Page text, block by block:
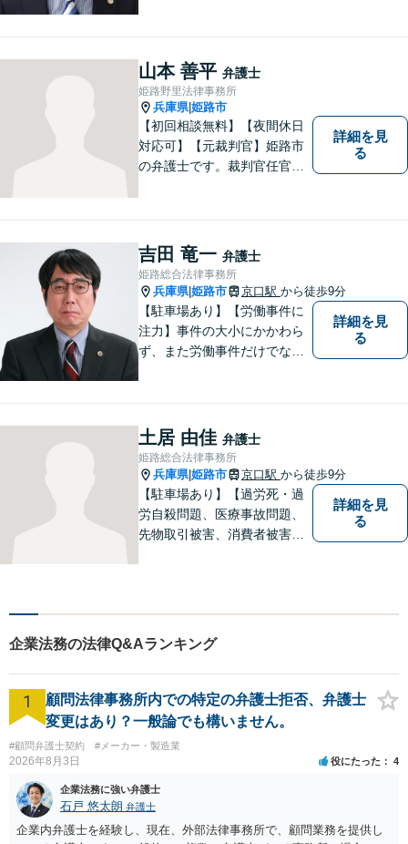
ください。
山本 善平 弁護士
姫路野里法律事務所
兵庫県|姫路市
【初回相談無料】【夜間休日
対応可】【元裁判官】姫路市
の弁護士です。裁判官任官２
ご相談ください。
詳細を見
る
吉田 竜一 弁護士
姫路総合法律事務所
兵庫県|姫路市 京口駅 から徒歩9分
【駐車場あり】【労働事件に
注力】事件の大小にかかわら
ず、また労働事件だけでなく
いと考えています。 お気軽に
ご相談ください。
詳細を見
る
土居 由佳 弁護士
姫路総合法律事務所
兵庫県|姫路市 京口駅 から徒歩9分
【駐車場あり】【過労死・過
労自殺問題、医療事故問題、
先物取引被害、消費者被害、
い社会になるためのお力にな
ることができればと考えてい
ます。 お気軽にご相談くださ
い。
詳細を見
る
企業法務の法律Q&Aランキング
1
顧問法律事務所内での特定の弁護士拒否、弁護士
変更はあり？一般論でも構いません。
#顧問弁護士契約 #メーカー・製造業
2026年8月3日 役にたった 4
企業法務に強い弁護士
石戸 悠太朗 弁護士
企業内弁護士を経験し、現在、外部法律事務所で、顧問業務を提供し